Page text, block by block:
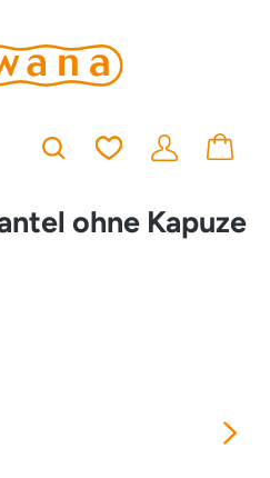
Du hast 0
ohne Kapuze